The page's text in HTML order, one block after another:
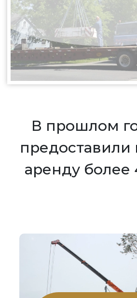
В прошлом
предоставили
аренду более